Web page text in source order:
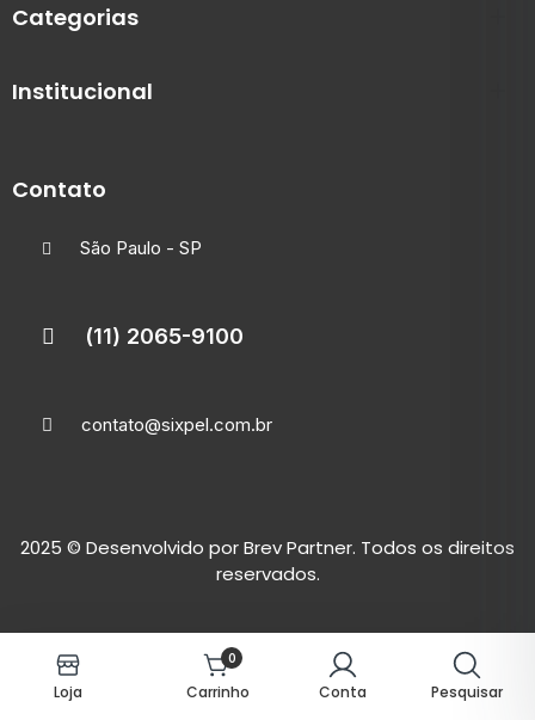
Categorias
Institucional
Contato
São Paulo - SP
(11) 2065-9100
contato@sixpel.com.br
2025 © Desenvolvido porBrev Partner. Todos os direitos
reservados.
Loja
0
Carrinho Conta Pesquisar